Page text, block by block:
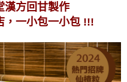
漢方回甘製作
，一小包一小包 !!!